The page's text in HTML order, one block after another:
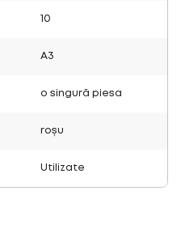
10
A3
o singură piesa
roșu
Utilizate